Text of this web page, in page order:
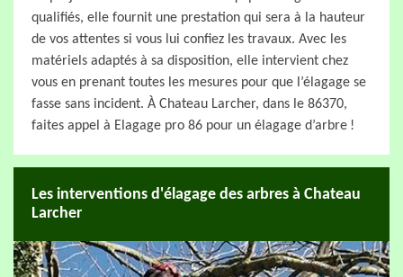
qualifiés, elle fournit une prestation qui sera à la hauteur
de vos attentes si vous lui confiez les travaux. Avec les
matériels adaptés à sa disposition, elle intervient chez
vous en prenant toutes les mesures pour que l’élagage se
fasse sans incident. À Chateau Larcher, dans le 86370,
faites appel à Elagage pro 86 pour un élagage d’arbre !
Les interventions d'élagage des arbres à Chateau
Larcher